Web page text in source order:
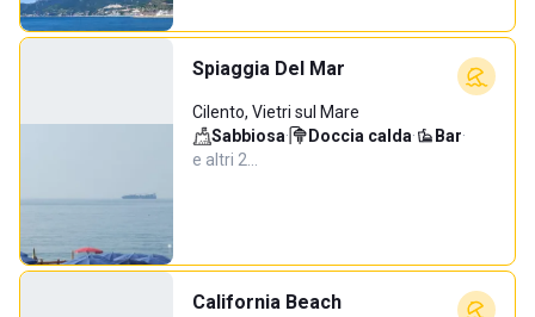
Spiaggia Del Mar
Cilento, Vietri sul Mare
Sabbiosa· Doccia calda· Bar·
e altri 2…
California Beach